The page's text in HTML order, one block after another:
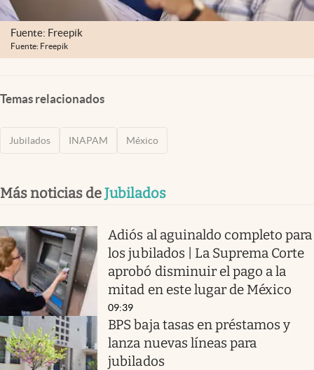
Fuente: Freepik
Fuente: Freepik
Temas relacionados
Jubilados INAPAM México
Más noticias deJubilados
Adiós al aguinaldo completo para
los jubilados | La Suprema Corte
aprobó disminuir el pago a la
mitad en este lugar de México
09:39
BPS baja tasas en préstamos y
lanza nuevas líneas para
jubilados